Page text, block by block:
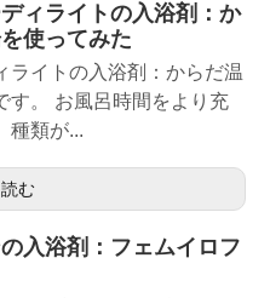
ィライトの入浴剤：か
使ってみた
ライトの入浴剤：からだ温
す。 お風呂時間をより充
種類が...
む
入浴剤：フェムイロフ